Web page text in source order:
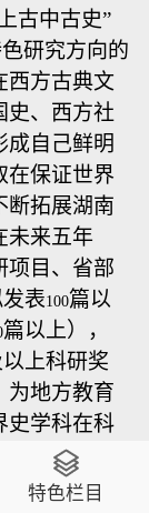
古中古史”
研究方向的
西方古典文
史、西方社
成自己鲜明
在保证世界
断拓展湖南
未来五年
项目、省部
表100篇以
篇以上），
上科研奖
为地方教育
史学科在科
国内世界
特色栏目